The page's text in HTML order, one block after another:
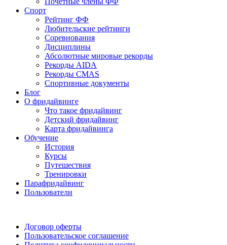
Спорт
Рейтинг ФФ
Любительские рейтинги
Соревнования
Дисциплины
Абсолютные мировые рекорды
Рекорды AIDA
Рекорды CMAS
Спортивные документы
Блог
О фридайвинге
Что такое фридайвинг
Детский фридайвинг
Карта фридайвинга
Обучение
История
Курсы
Путешествия
Тренировки
Парафридайвинг
Пользователи
Договор оферты
Пользовательское соглашение